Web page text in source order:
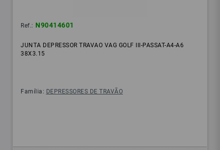
Ref.: N90414601
JUNTA DEPRESSOR TRAVAO VAG GOLF III-PASSAT-A4-A6
38X3.15
Família: DEPRESSORES DE TRAVÃO